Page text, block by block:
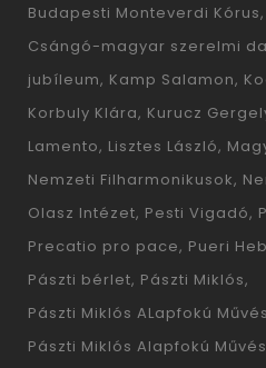
Budapesti Monteverdi Kórus
Csángó-magyar szerelmi
jubíleum Kamp Salamon
Korbuly Klára Kurucz
Lamento Lisztes László
Nemzeti Filharmonikusok
Olasz Intézet Pesti Vigadó
Precatio pro pace Pueri
Pászti bérlet Pászti Miklós
Pászti Miklós ALapfokú
Pászti Miklós Alapfokú